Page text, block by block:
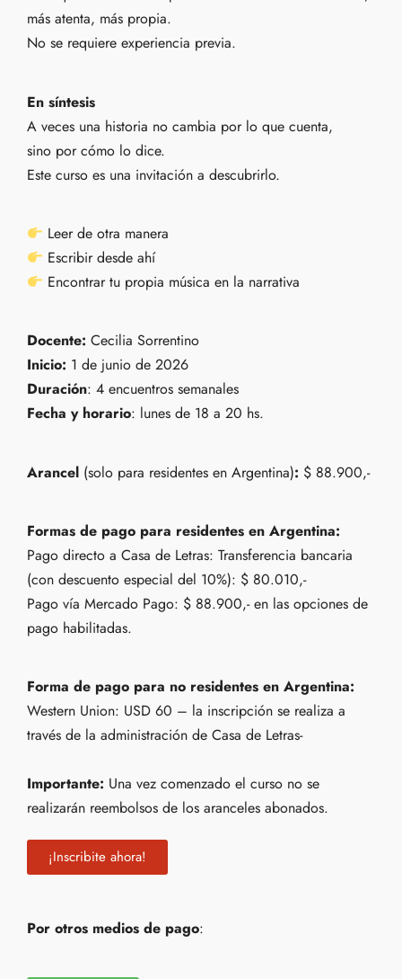
más atenta, más propia.
No se requiere experiencia previa.
En síntesis
A veces una historia no cambia por lo que cuenta,
sino por cómo lo dice.
Este curso es una invitación a descubrirlo.
Leer de otra manera
Escribir desde ahí
Encontrar tu propia música en la narrativa
Docente: Cecilia Sorrentino
Inicio: 1 de junio de 2026
Duración: 4 encuentros semanales
Fecha y horario: lunes de 18 a 20 hs.
Arancel (solo para residentes en Argentina): $ 88.900,-
Formas de pago para residentes en Argentina:
Pago directo a Casa de Letras: Transferencia bancaria
(con descuento especial del 10%): $ 80.010,-
Pago vía Mercado Pago: $ 88.900,- en las opciones de
pago habilitadas.
Forma de pago para no residentes en Argentina:
Western Union: USD 60 – la inscripción se realiza a
través de la administración de Casa de Letras-
Importante: Una vez comenzado el curso no se
realizarán reembolsos de los aranceles abonados.
¡Inscribite ahora!
Por otros medios de pago: